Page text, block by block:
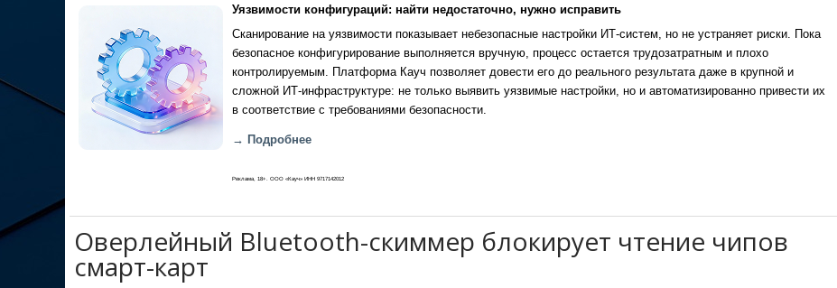
Уязвимости конфигураций: найти недостаточно, нужно исправить
Сканирование на уязвимости показывает небезопасные настройки ИТ-систем, но не устраняет риски. Пока
безопасное конфигурирование выполняется вручную, процесс остается трудозатратным и плохо
контролируемым. Платформа Кауч позволяет довести его до реального результата даже в крупной и
сложной ИТ-инфраструктуре: не только выявить уязвимые настройки, но и автоматизированно привести их
в соответствие с требованиями безопасности.
→ Подробнее
Реклама, 18+. ООО «Кауч» ИНН 9717142012
Оверлейный Bluetooth-скиммер блокирует чтение чипов
смарт-карт